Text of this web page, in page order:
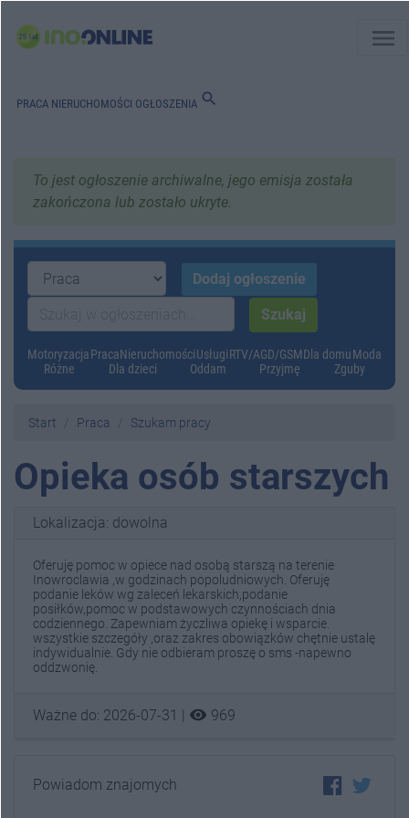
menu
PRACA NIERUCHOMOŚCI OGŁOSZENIA search
To jest ogłoszenie archiwalne, jego emisja została
zakończona lub zostało ukryte.
MotoryzacjaPracaNieruchomościUsługiRTV/AGD/GSMDla domuModa
Różne
Dla dzieci Oddam Przyjmę Zguby
Start Praca Szukam pracy
Opieka osób starszych
Lokalizacja: dowolna
Oferuję pomoc w opiece nad osobą starszą na terenie
Inowroclawia ,w godzinach popoludniowych. Oferuję
podanie leków wg zaleceń lekarskich,podanie
posiłków,pomoc w podstawowych czynnościach dnia
codziennego. Zapewniam życzliwa opiekę i wsparcie.
wszystkie szczegóły ,oraz zakres obowiązków chętnie ustalę
indywidualnie. Gdy nie odbieram proszę o sms -napewno
oddzwonię.
Ważne do: 2026-07-31 | visibility 969
Powiadom znajomych